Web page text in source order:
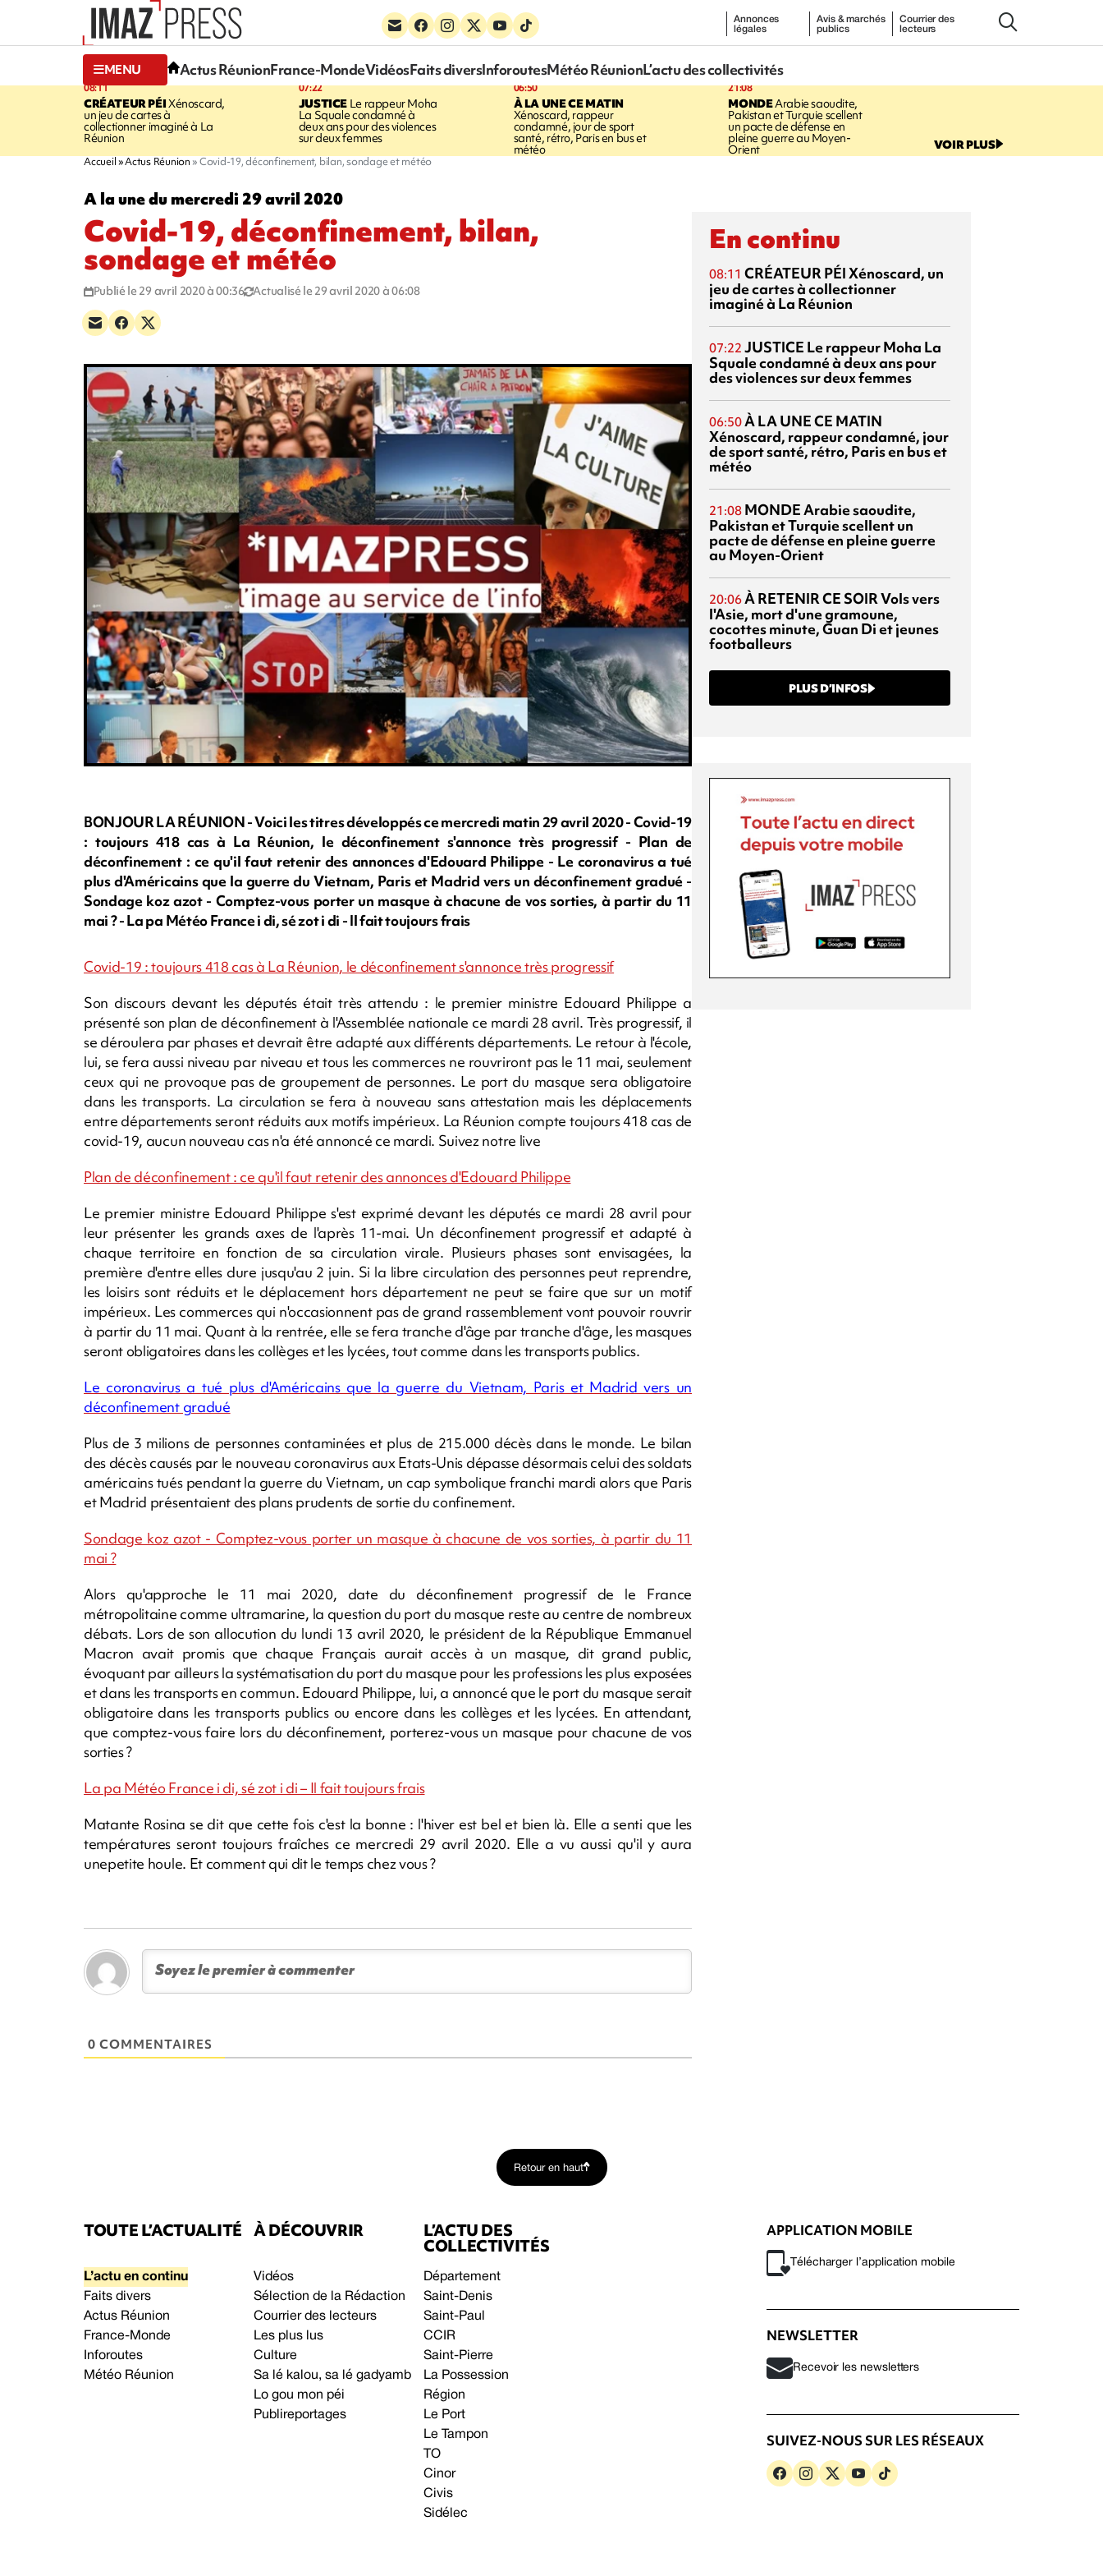
Annonces
légales
Avis & marchés
publics
Courrier des
lecteurs
MENU Actus RéunionFrance-MondeVidéosFaits diversInforoutesMétéo RéunionL’actu des collectivités
08:11
CRÉATEUR PÉIXénoscard,
un jeu de cartes à
collectionner imaginé à La
Réunion
07:22
JUSTICE Le rappeur Moha
La Squale condamné à
deux ans pour des violences
sur deux femmes
06:50
À LA UNE CE MATIN
Xénoscard, rappeur
condamné, jour de sport
santé, rétro, Paris en bus et
météo
21:08
MONDEArabie saoudite,
Pakistan et Turquie scellent
un pacte de défense en
pleine guerre au Moyen-
Orient VOIR PLUS
Accueil Actus Réunion Covid-19, déconfinement, bilan, sondage et météo
A la une du mercredi 29 avril 2020
Covid-19, déconfinement, bilan,
sondage et météo
Publié le 29 avril 2020 à 00:36 Actualisé le 29 avril 2020 à 06:08
BONJOUR LA RÉUNION - Voici les titres développés ce mercredi matin 29 avril 2020 - Covid-19
: toujours 418 cas à La Réunion, le déconfinement s'annonce très progressif - Plan de
déconfinement : ce qu'il faut retenir des annonces d'Edouard Philippe - Le coronavirus a tué
plus d'Américains que la guerre du Vietnam, Paris et Madrid vers un déconfinement gradué -
Sondage koz azot - Comptez-vous porter un masque à chacune de vos sorties, à partir du 11
mai ? - La pa Météo France i di, sé zot i di - Il fait toujours frais
Covid-19 : toujours 418 cas à La Réunion, le déconfinement s'annonce très progressif
Son discours devant les députés était très attendu : le premier ministre Edouard Philippe a
présenté son plan de déconfinement à l'Assemblée nationale ce mardi 28 avril. Très progressif, il
se déroulera par phases et devrait être adapté aux différents départements. Le retour à l'école,
lui, se fera aussi niveau par niveau et tous les commerces ne rouvriront pas le 11 mai, seulement
ceux qui ne provoque pas de groupement de personnes. Le port du masque sera obligatoire
dans les transports. La circulation se fera à nouveau sans attestation mais les déplacements
entre départements seront réduits aux motifs impérieux. La Réunion compte toujours 418 cas de
covid-19, aucun nouveau cas n'a été annoncé ce mardi. Suivez notre live
Plan de déconfinement : ce qu'il faut retenir des annonces d'Edouard Philippe
Le premier ministre Edouard Philippe s'est exprimé devant les députés ce mardi 28 avril pour
leur présenter les grands axes de l'après 11-mai. Un déconfinement progressif et adapté à
chaque territoire en fonction de sa circulation virale. Plusieurs phases sont envisagées, la
première d'entre elles dure jusqu'au 2 juin. Si la libre circulation des personnes peut reprendre,
les loisirs sont réduits et le déplacement hors département ne peut se faire que sur un motif
impérieux. Les commerces qui n'occasionnent pas de grand rassemblement vont pouvoir rouvrir
à partir du 11 mai. Quant à la rentrée, elle se fera tranche d'âge par tranche d'âge, les masques
seront obligatoires dans les collèges et les lycées, tout comme dans les transports publics.
Le coronavirus a tué plus d'Américains que la guerre du Vietnam, Paris et Madrid vers un
déconfinement gradué
Plus de 3 milions de personnes contaminées et plus de 215.000 décès dans le monde. Le bilan
des décès causés par le nouveau coronavirus aux Etats-Unis dépasse désormais celui des soldats
américains tués pendant la guerre du Vietnam, un cap symbolique franchi mardi alors que Paris
et Madrid présentaient des plans prudents de sortie du confinement.
Sondage koz azot - Comptez-vous porter un masque à chacune de vos sorties, à partir du 11
mai ?
Alors qu'approche le 11 mai 2020, date du déconfinement progressif de le France
métropolitaine comme ultramarine, la question du port du masque reste au centre de nombreux
débats. Lors de son allocution du lundi 13 avril 2020, le président de la République Emmanuel
Macron avait promis que chaque Français aurait accès à un masque, dit grand public,
évoquant par ailleurs la systématisation du port du masque pour les professions les plus exposées
et dans les transports en commun. Edouard Philippe, lui, a annoncé que le port du masque serait
obligatoire dans les transports publics ou encore dans les collèges et les lycées. En attendant,
que comptez-vous faire lors du déconfinement, porterez-vous un masque pour chacune de vos
sorties ?
La pa Météo France i di, sé zot i di – Il fait toujours frais
Matante Rosina se dit que cette fois c'est la bonne : l'hiver est bel et bien là. Elle a senti que les
températures seront toujours fraîches ce mercredi 29 avril 2020. Elle a vu aussi qu'il y aura
unepetite houle. Et comment qui dit le temps chez vous ?
0 COMMENTAIRES
En continu
08:11 CRÉATEUR PÉIXénoscard, un
jeu de cartes à collectionner
imaginé à La Réunion
07:22 JUSTICE Le rappeur Moha La
Squale condamné à deux ans pour
des violences sur deux femmes
06:50À LA UNE CE MATIN
Xénoscard, rappeur condamné, jour
de sport santé, rétro, Paris en bus et
météo
21:08 MONDEArabie saoudite,
Pakistan et Turquie scellent un
pacte de défense en pleine guerre
au Moyen-Orient
20:06À RETENIR CE SOIRVols vers
l'Asie, mort d'une gramoune,
cocottes minute, Guan Di et jeunes
footballeurs
PLUS D’INFOS
Retour en haut
TOUTE L’ACTUALITÉ
L’actu en continu
Faits divers
Actus Réunion
France-Monde
Inforoutes
Météo Réunion
À DÉCOUVRIR
Vidéos
Sélection de la Rédaction
Courrier des lecteurs
Les plus lus
Culture
Sa lé kalou, sa lé gadyamb
Lo gou mon péi
Publireportages
L’ACTU DES
COLLECTIVITÉS
Département
Saint-Denis
Saint-Paul
CCIR
Saint-Pierre
La Possession
Région
Le Port
Le Tampon
TO
Cinor
Civis
Sidélec
APPLICATION MOBILE
Télécharger l’application mobile
NEWSLETTER
Recevoir les newsletters
SUIVEZ-NOUS SUR LES RÉSEAUX